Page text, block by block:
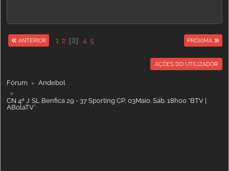
ANTERIOR 1 2 3 4 5 PRÓXIMA
AÇÕES DO UTILIZADOR
Fórum ► Andebol
►
CN 4ª J: SL Benfica 29 - 37 Sporting CP, 03Maio. Sáb. 18h00 *BTV |
ABolaTV*